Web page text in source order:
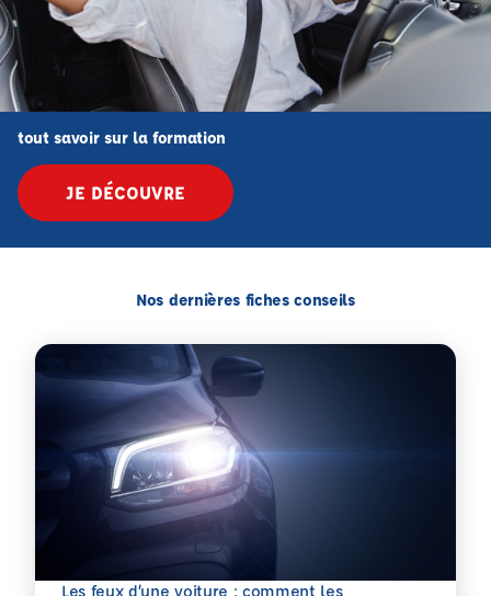
tout savoir sur la formation
JE DÉCOUVRE
Nos dernières fiches conseils
Les feux d’une voiture : comment les